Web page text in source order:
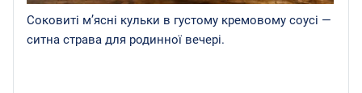
Соковиті м’ясні кульки в густому кремовому соусі —
ситна страва для родинної вечері.